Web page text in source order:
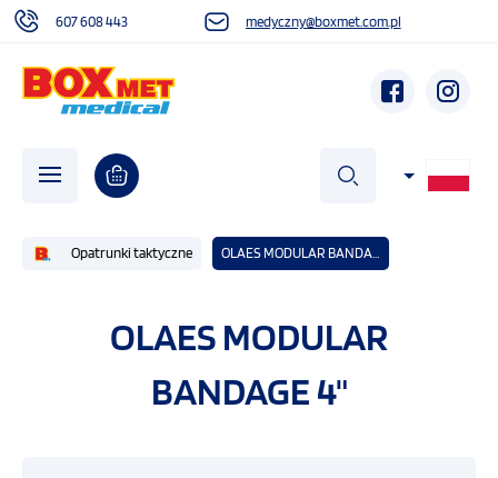
szukaj
607 608 443 medyczny@boxmet.com.pl
AKTUALNOŚCI
Opatrunki taktyczne OLAES MODULAR BANDAGE 4"
OLAES MODULAR
BANDAGE 4"